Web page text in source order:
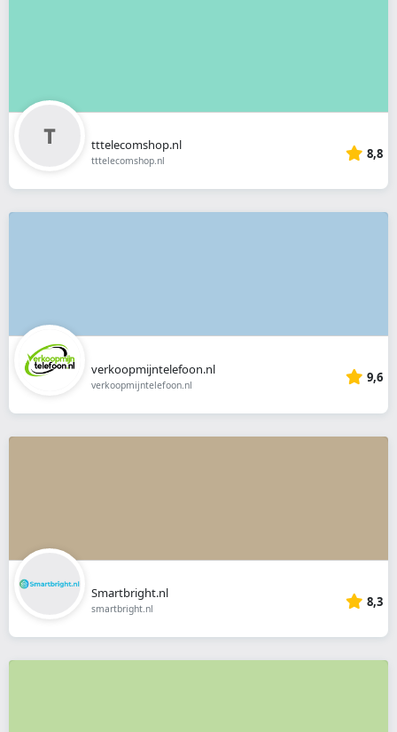
tttelecomshop.nl
tttelecomshop.nl 8,8
verkoopmijntelefoon.nl
verkoopmijntelefoon.nl 9,6
Smartbright.nl
smartbright.nl 8,3